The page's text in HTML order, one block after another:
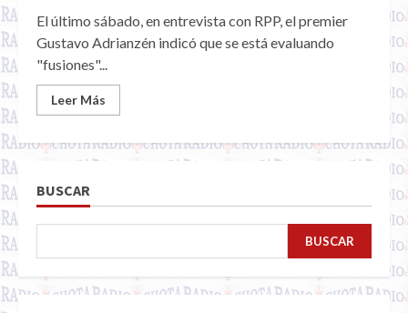
El último sábado, en entrevista con RPP, el premier
Gustavo Adrianzén indicó que se está evaluando
"fusiones"...
Leer Más
BUSCAR
BUSCAR